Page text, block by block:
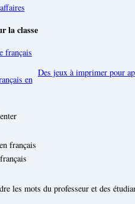
la classe
en
Des jeux à imprimer pour
les mots du professeur et des